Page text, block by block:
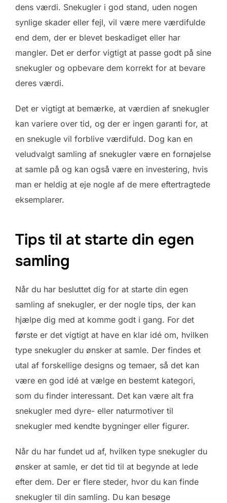
dens værdi. Snekugler i god stand, uden nogen
synlige skader eller fejl, vil være mere værdifulde
end dem, der er blevet beskadiget eller har
mangler. Det er derfor vigtigt at passe godt på sine
snekugler og opbevare dem korrekt for at bevare
deres værdi.
Det er vigtigt at bemærke, at værdien af snekugler
kan variere over tid, og der er ingen garanti for, at
en snekugle vil forblive værdifuld. Dog kan en
veludvalgt samling af snekugler være en fornøjelse
at samle på og kan også være en investering, hvis
man er heldig at eje nogle af de mere eftertragtede
eksemplarer.
Tips til at starte din egen
samling
Når du har besluttet dig for at starte din egen
samling af snekugler, er der nogle tips, der kan
hjælpe dig med at komme godt i gang. For det
første er det vigtigt at have en klar idé om, hvilken
type snekugler du ønsker at samle. Der findes et
utal af forskellige designs og temaer, så det kan
være en god idé at vælge en bestemt kategori,
som du finder interessant. Det kan være alt fra
snekugler med dyre- eller naturmotiver til
snekugler med kendte bygninger eller figurer.
Når du har fundet ud af, hvilken type snekugler du
ønsker at samle, er det tid til at begynde at lede
efter dem. Der er flere steder, hvor du kan finde
snekugler til din samling. Du kan besøge